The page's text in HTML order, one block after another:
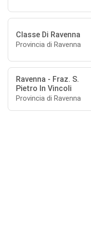
Classe Di Ravenna
Provincia di Ravenna
Ravenna - Fraz. S.
Pietro In Vincoli
Provincia di Ravenna